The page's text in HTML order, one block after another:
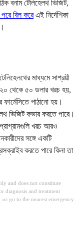
বনাম টেলিহেলথ ভিজিট,
পরে বিল করেএই নির্দেশিকা
মাধ্যমে সাশ্রয়ী
২০ থেকে ৫০ ডলার খরচ হয়,
পাঠানো হয়।
ভিজিট কভার করতে পারে।
প্রোগ্রামগুলি খরচ আরও
সঙ্গে একটি
করতে পারে কিনা তা
and does not constitute
diagnosis and treatment
go to the nearest emergency